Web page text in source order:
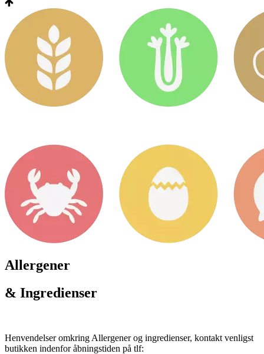
Allergener
& Ingredienser
Henvendelser omkring Allergener og ingredienser, kontakt venligst
butikken indenfor åbningstiden på tlf: